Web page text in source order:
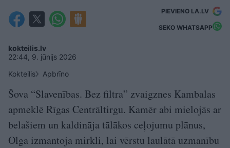
PIEVIENO LA.LV
SEKO WHATSAPP
kokteilis.lv
22:44, 9. jūnijs 2026
Kokteilis
Apbrīno
Šova “Slavenības. Bez filtra” zvaigznes Kambalas
apmeklē Rīgas Centrāltirgu. Kamēr abi mielojās ar
belašiem un kaldināja tālākos ceļojumu plānus,
Olga izmantoja mirkli, lai vērstu laulātā uzmanību